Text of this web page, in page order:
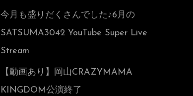
今月も盛りだくさんでした♪6月の
SATSUMA3042 YouTube Super Live
Stream
【動画あり】岡山CRAZYMAMA
KINGDOM公演終了